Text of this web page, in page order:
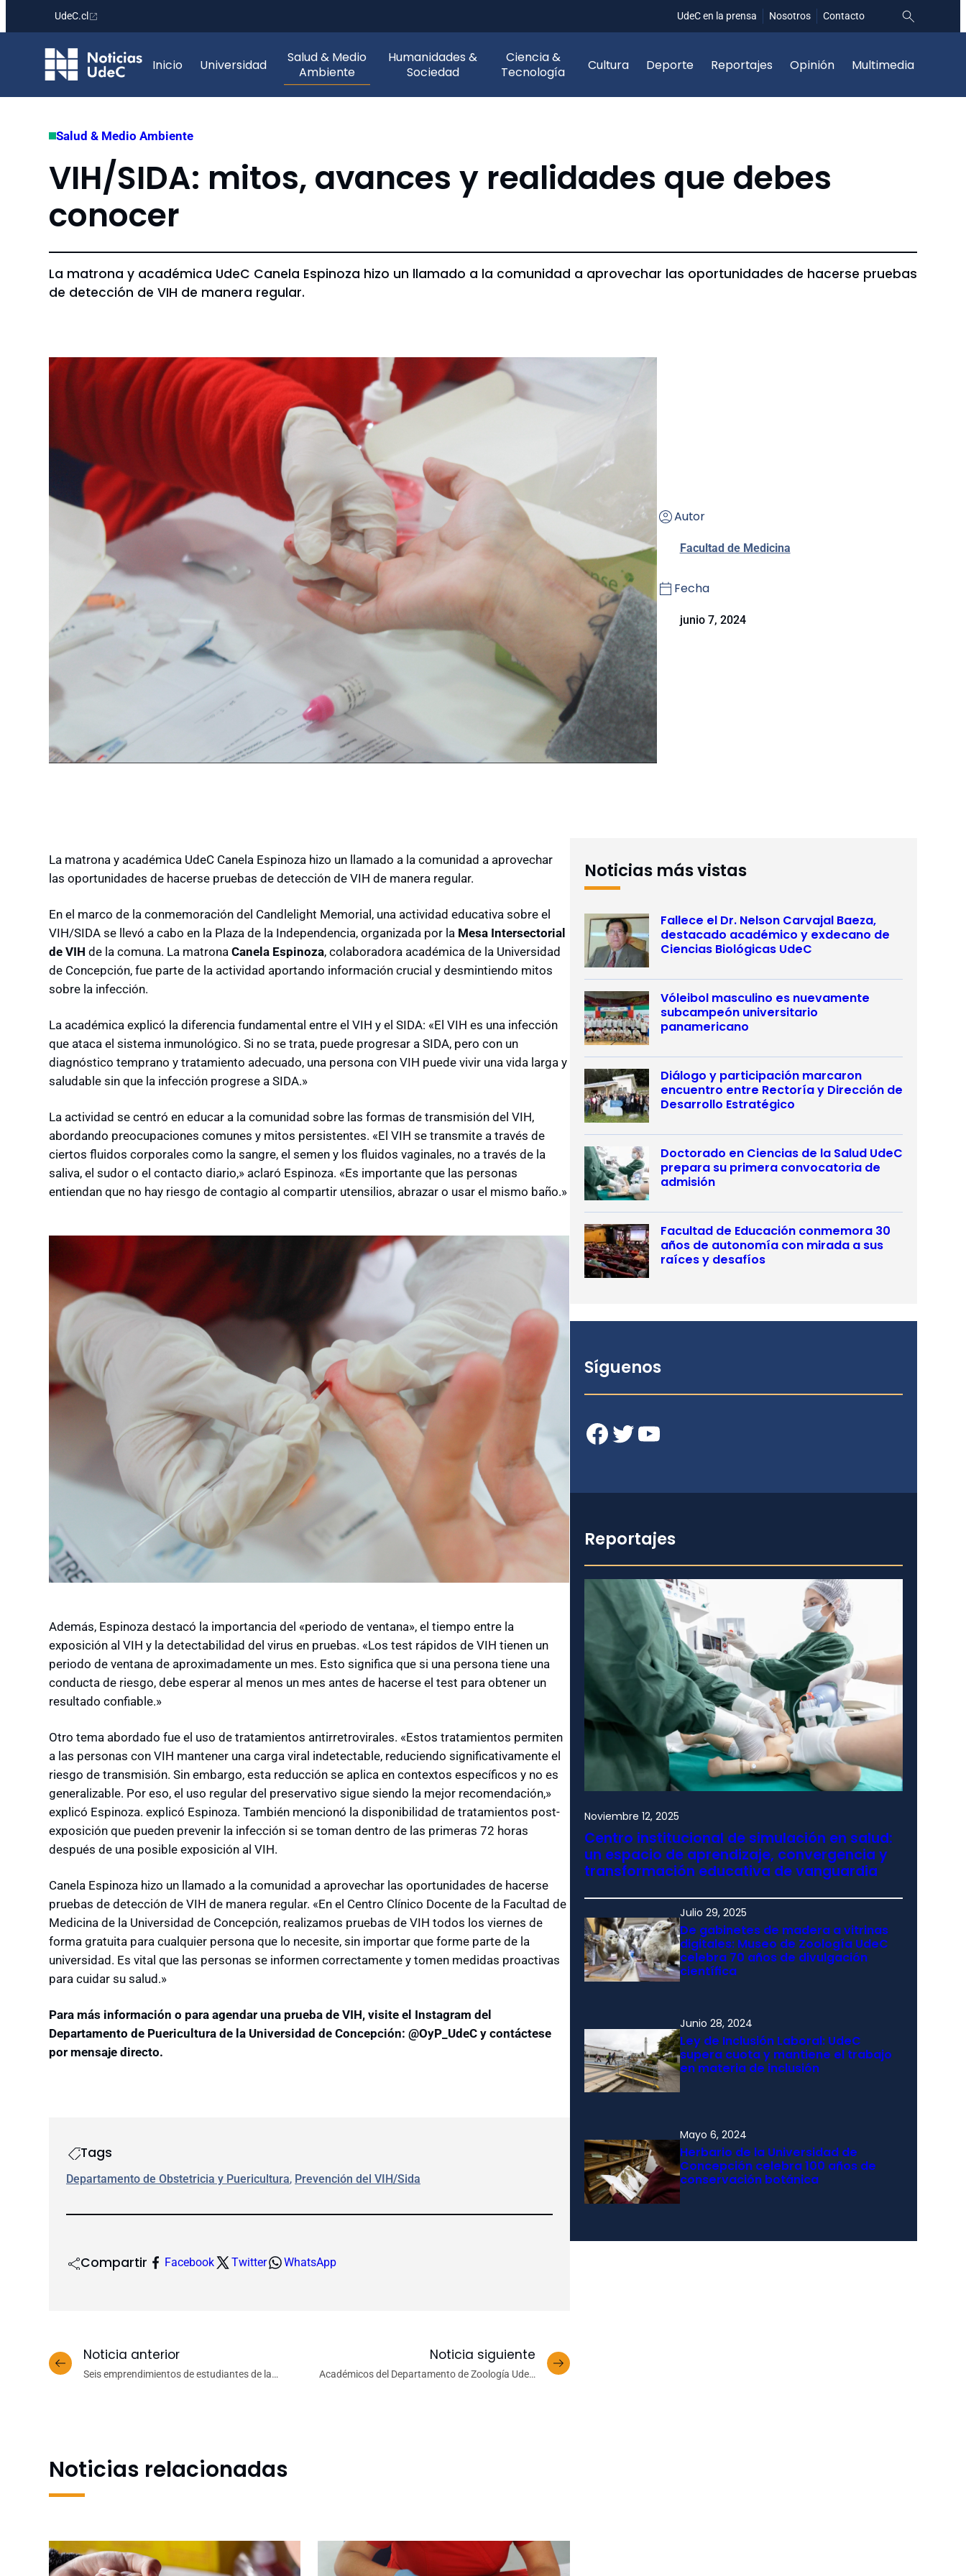
contenido
UdeC.cl UdeC en la prensa Nosotros Contacto
Inicio Universidad
Salud & Medio
Ambiente
Humanidades &
Sociedad
Ciencia &
Tecnología
Cultura Deporte Reportajes Opinión Multimedia
Salud & Medio Ambiente
VIH/SIDA: mitos, avances y realidades que debes
conocer
La matrona y académica UdeC Canela Espinoza hizo un llamado a la comunidad a aprovechar las oportunidades de hacerse pruebas
de detección de VIH de manera regular.
Autor
Facultad de Medicina
Fecha
junio 7, 2024
La matrona y académica UdeC Canela Espinoza hizo un llamado a la comunidad a aprovechar
las oportunidades de hacerse pruebas de detección de VIH de manera regular.
En el marco de la conmemoración del Candlelight Memorial, una actividad educativa sobre el
VIH/SIDA se llevó a cabo en la Plaza de la Independencia, organizada por la Mesa Intersectorial
de VIH de la comuna. La matrona Canela Espinoza, colaboradora académica de la Universidad
de Concepción, fue parte de la actividad aportando información crucial y desmintiendo mitos
sobre la infección.
La académica explicó la diferencia fundamental entre el VIH y el SIDA: «El VIH es una infección
que ataca el sistema inmunológico. Si no se trata, puede progresar a SIDA, pero con un
diagnóstico temprano y tratamiento adecuado, una persona con VIH puede vivir una vida larga y
saludable sin que la infección progrese a SIDA.»
La actividad se centró en educar a la comunidad sobre las formas de transmisión del VIH,
abordando preocupaciones comunes y mitos persistentes. «El VIH se transmite a través de
ciertos fluidos corporales como la sangre, el semen y los fluidos vaginales, no a través de la
saliva, el sudor o el contacto diario,» aclaró Espinoza. «Es importante que las personas
entiendan que no hay riesgo de contagio al compartir utensilios, abrazar o usar el mismo baño.»
Además, Espinoza destacó la importancia del «periodo de ventana», el tiempo entre la
exposición al VIH y la detectabilidad del virus en pruebas. «Los test rápidos de VIH tienen un
periodo de ventana de aproximadamente un mes. Esto significa que si una persona tiene una
conducta de riesgo, debe esperar al menos un mes antes de hacerse el test para obtener un
resultado confiable.»
Otro tema abordado fue el uso de tratamientos antirretrovirales. «Estos tratamientos permiten
a las personas con VIH mantener una carga viral indetectable, reduciendo significativamente el
riesgo de transmisión. Sin embargo, esta reducción se aplica en contextos específicos y no es
generalizable. Por eso, el uso regular del preservativo sigue siendo la mejor recomendación,»
explicó Espinoza. explicó Espinoza. También mencionó la disponibilidad de tratamientos post-
exposición que pueden prevenir la infección si se toman dentro de las primeras 72 horas
después de una posible exposición al VIH.
Canela Espinoza hizo un llamado a la comunidad a aprovechar las oportunidades de hacerse
pruebas de detección de VIH de manera regular. «En el Centro Clínico Docente de la Facultad de
Medicina de la Universidad de Concepción, realizamos pruebas de VIH todos los viernes de
forma gratuita para cualquier persona que lo necesite, sin importar que forme parte de la
universidad. Es vital que las personas se informen correctamente y tomen medidas proactivas
para cuidar su salud.»
Para más información o para agendar una prueba de VIH, visite el Instagram del
Departamento de Puericultura de la Universidad de Concepción: @OyP_UdeC y contáctese
por mensaje directo.
Tags
Departamento de Obstetricia y Puericultura, Prevención del VIH/Sida
Compartir Facebook Twitter WhatsApp
Noticia anterior
Seis emprendimientos de estudiantes de la
Noticia siguiente
Académicos del Departamento de Zoología UdeC
Noticias relacionadas
Noticias más vistas
Fallece el Dr. Nelson Carvajal Baeza,
destacado académico y exdecano de
Ciencias Biológicas UdeC
Vóleibol masculino es nuevamente
subcampeón universitario
panamericano
Diálogo y participación marcaron
encuentro entre Rectoría y Dirección de
Desarrollo Estratégico
Doctorado en Ciencias de la Salud UdeC
prepara su primera convocatoria de
admisión
Facultad de Educación conmemora 30
años de autonomía con mirada a sus
raíces y desafíos
Síguenos
Facebook Twitter YouTube
Reportajes
Noviembre 12, 2025
Centro institucional de simulación en salud:
un espacio de aprendizaje, convergencia y
transformación educativa de vanguardia
Julio 29, 2025
De gabinetes de madera a vitrinas
digitales: Museo de Zoología UdeC
celebra 70 años de divulgación
científica
Junio 28, 2024
Ley de Inclusión Laboral: UdeC
supera cuota y mantiene el trabajo
en materia de inclusión
Mayo 6, 2024
Herbario de la Universidad de
Concepción celebra 100 años de
conservación botánica